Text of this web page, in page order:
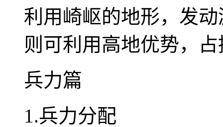
利用崎岖的地形，发
则可利用高地优势，
兵力篇
1.兵力分配